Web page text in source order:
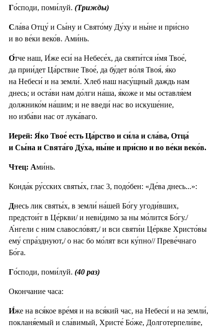
Го́споди, поми́луй. (Трижды)
Сла́ва Отцу́ и Сы́ну и Свято́му Ду́ху и ны́не и при́сно
и во ве́ки веко́в. Ами́нь.
О́тче наш, И́же еси́ на Небесе́х, да святи́тся и́мя Твое́,
да прии́дет Ца́рствие Твое́, да бу́дет во́ля Твоя́, я́ко
на Небеси́ и на земли́. Хлеб наш насу́щный даждь нам
днесь; и оста́ви нам до́лги на́ша, я́коже и мы оставля́ем
должнико́м на́шим; и не введи́ нас во искуше́ние,
но изба́ви нас от лука́ваго.
Иерей: Я́ко Твое́ есть Ца́рство и си́ла и сла́ва, Отца́
и Сы́на и Свята́го Ду́ха, ны́не и при́сно и во ве́ки веко́в.
Чтец: Ами́нь.
Конда́к ру́сских святы́х, глас 3, подо́бен: «Де́ва днесь...»:
Днесь лик святы́х, в земли́ на́шей Бо́гу угоди́вших,
предстои́т в Це́ркви/ и неви́димо за ны мо́лится Бо́гу./
А́нгели с ним славосло́вят,/ и вси святи́и Це́ркве Христо́вы
ему́ спра́зднуют,/ о нас бо мо́лят вси ку́пно// Преве́чнаго
Бо́га.
Го́споди, поми́луй. (40 раз)
Окончание часа:
И́же на вся́кое вре́мя и на вся́кий час, на Небеси́ и на земли́,
покланя́емый и сла́вимый, Христе́ Бо́же, Долготерпели́ве,